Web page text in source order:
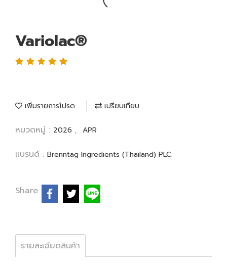
Variolac®
เพิ่มรายการโปรด เปรียบเทียบ
หมวดหมู่ : 2026 , APR
แบรนด์ : Brenntag Ingredients (Thailand) PLC.
Share
รายละเอียดสินค้า